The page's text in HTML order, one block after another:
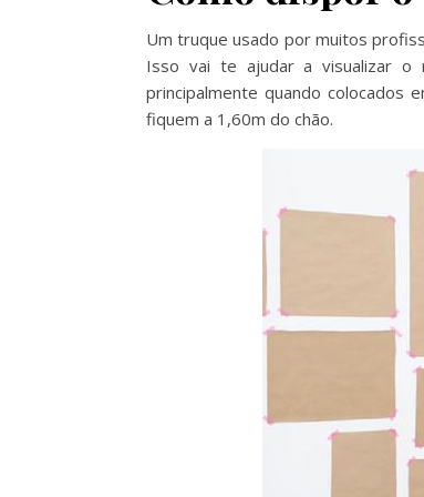
Um truque usado por muitos
Isso vai te ajudar a visualizar o
principalmente quando colocados
fiquem a 1,60m do chão.